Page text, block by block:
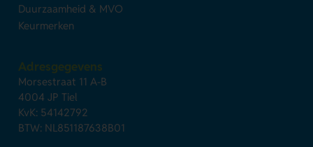
Duurzaamheid & MVO
Keurmerken
Adresgegevens
Morsestraat 11 A-B
4004 JP Tiel
KvK: 54142792
BTW: NL851187638B01